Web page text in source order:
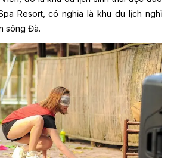
Resort, có nghĩa là khu du lịch nghỉ
sông Đà.